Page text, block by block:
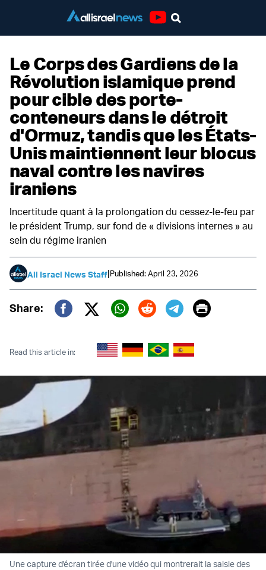
Le Corps des Gardiens de la
Révolution islamique prend
pour cible des porte-
conteneurs dans le détroit
d'Ormuz, tandis que les États-
Unis maintiennent leur blocus
naval contre les navires
iraniens
Incertitude quant à la prolongation du cessez-le-feu par
le président Trump, sur fond de « divisions internes » au
sein du régime iranien
All Israel News Staff|Published: April 23, 2026
Share:
Twitter (X)
Print
Read this article in:
Une capture d'écran tirée d'une vidéo qui montrerait la saisie des